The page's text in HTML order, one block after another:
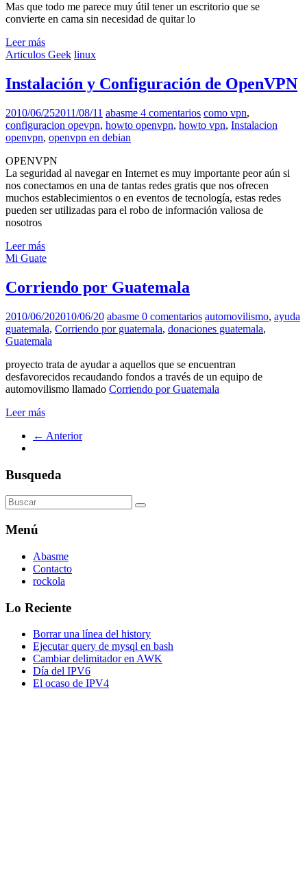
Mas que todo me parece muy útil tener un escritorio que se
convierte en cama sin necesidad de quitar lo
Leer más
Articulos Geek linux
Instalación y Configuración de OpenVPN
2010/06/252011/08/11 abasme 4 comentarios como vpn,
configuracion opevpn, howto openvpn, howto vpn, Instalacion
openvpn, openvpn en debian
OPENVPN
La seguridad al navegar en Internet es muy importante peor aún si
nos conectamos en una de tantas redes gratis que nos ofrecen
muchos establecimientos o en eventos de tecnología, estas redes
pueden ser utilizadas para el robo de información valiosa de
nosotros
Leer más
Mi Guate
Corriendo por Guatemala
2010/06/202010/06/20 abasme 0 comentarios automovilismo, ayuda
guatemala, Corriendo por guatemala, donaciones guatemala,
Guatemala
proyecto trata de ayudar a aquellos que se encuentran
desfavorecidos recaudando fondos a través de un equipo de
automovilismo llamado Corriendo por Guatemala
Leer más
← Anterior
Busqueda
Menú
Abasme
Contacto
rockola
Lo Reciente
Borrar una línea del history
Ejecutar query de mysql en bash
Cambiar delimitador en AWK
Día del IPV6
El ocaso de IPV4